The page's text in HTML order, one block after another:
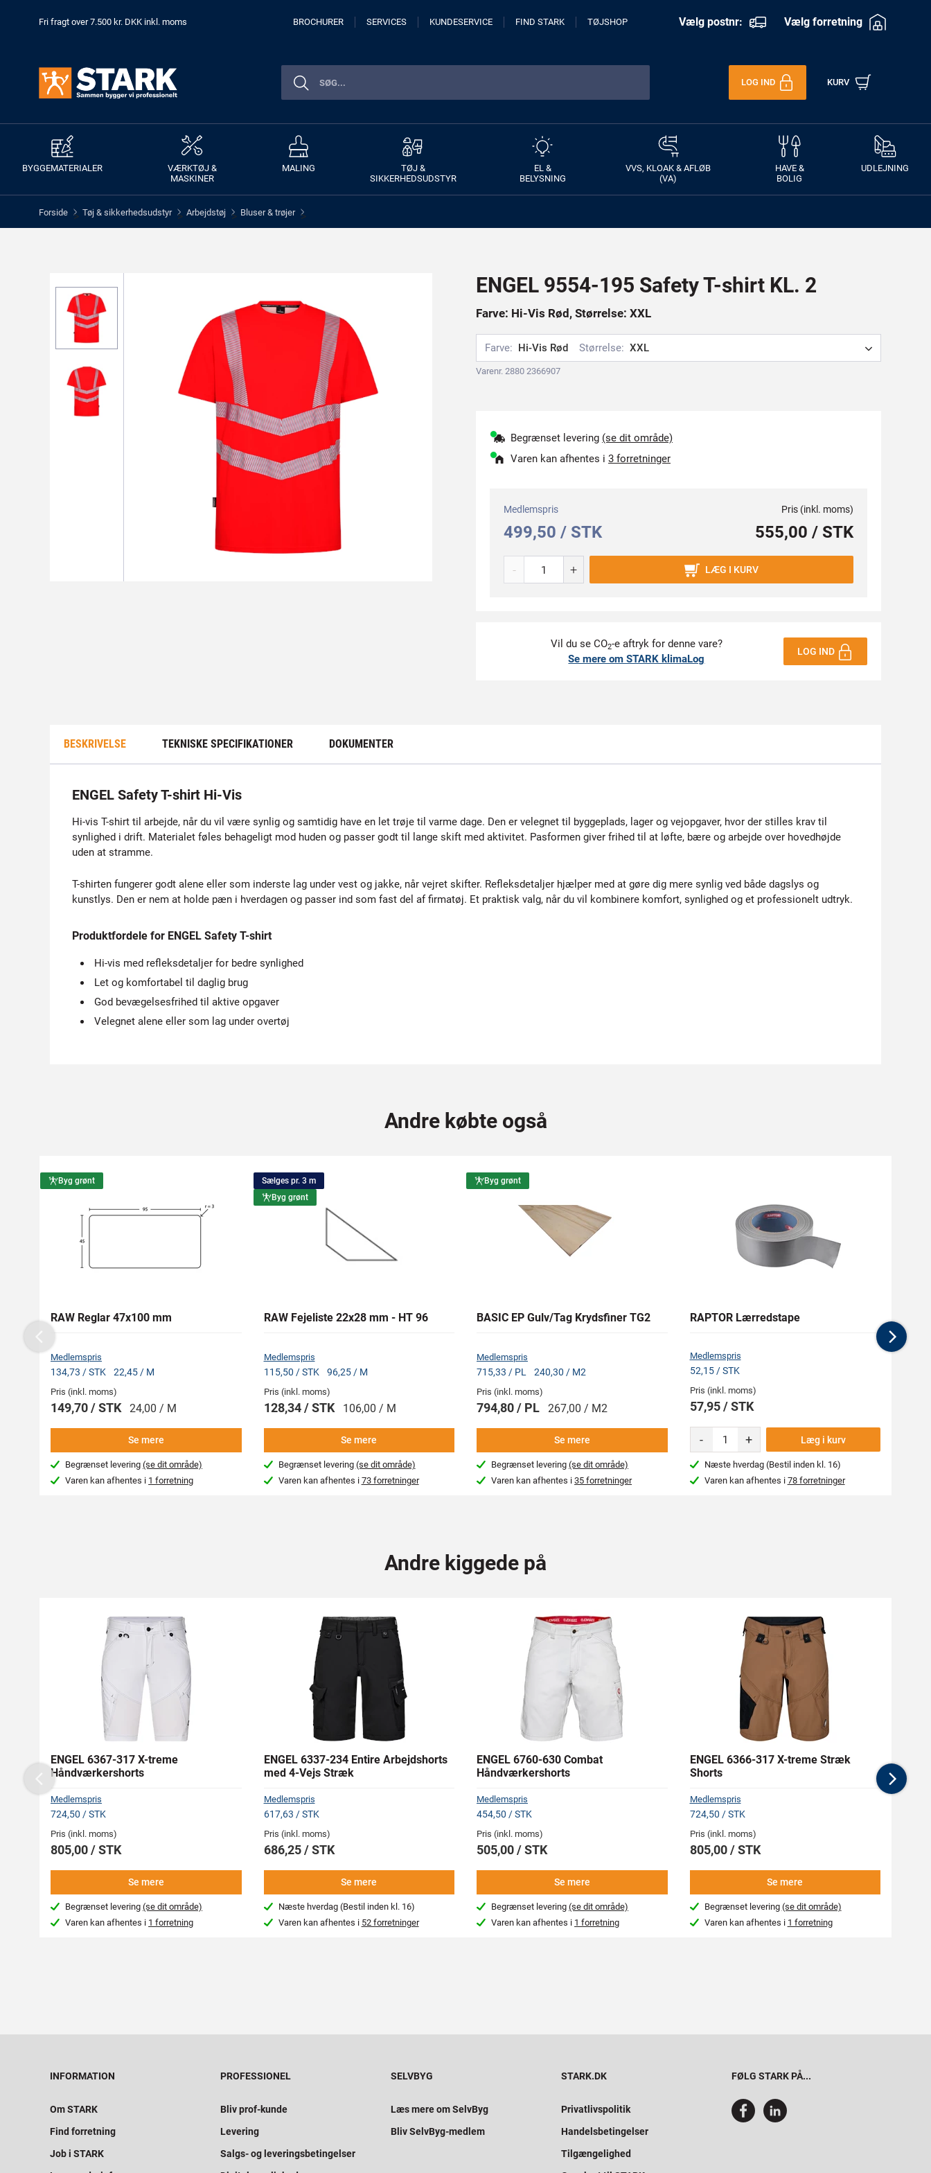
Fri fragt over 7.500 kr. DKK inkl. moms BROCHURER SERVICES KUNDESERVICE FIND STARK TØJSHOP Vælg postnr: Vælg forretning
LOG IND KURV
BYGGEMATERIALER
VÆRKTØJ &
MASKINER
MALING
TØJ &
SIKKERHEDSUDSTYR
EL &
BELYSNING
VVS, KLOAK & AFLØB
(VA)
HAVE &
BOLIG
UDLEJNING
Forside > Tøj & sikkerhedsudstyr > Arbejdstøj > Bluser & trøjer >
ENGEL 9554-195 Safety T-shirt KL. 2
Farve: Hi-Vis Rød, Størrelse: XXL
Farve: Hi-Vis Rød Størrelse: XXL
Varenr. 2880 2366907
Begrænset levering (se dit område)
Varen kan afhentes i 3 forretninger
Medlemspris
499,50 / STK
Pris (inkl. moms)
555,00 / STK
- + LÆG I KURV
Vil du se CO2-e aftryk for denne vare?
Se mere om STARK klimaLog
LOG IND
BESKRIVELSE TEKNISKE SPECIFIKATIONER DOKUMENTER
ENGEL Safety T-shirt Hi-Vis
Hi-vis T-shirt til arbejde, når du vil være synlig og samtidig have en let trøje til varme dage. Den er velegnet til byggeplads, lager og vejopgaver, hvor der stilles krav til
synlighed i drift. Materialet føles behageligt mod huden og passer godt til lange skift med aktivitet. Pasformen giver frihed til at løfte, bære og arbejde over hovedhøjde
uden at stramme.
T-shirten fungerer godt alene eller som inderste lag under vest og jakke, når vejret skifter. Refleksdetaljer hjælper med at gøre dig mere synlig ved både dagslys og
kunstlys. Den er nem at holde pæn i hverdagen og passer ind som fast del af firmatøj. Et praktisk valg, når du vil kombinere komfort, synlighed og et professionelt udtryk.
Produktfordele for ENGEL Safety T-shirt
Hi-vis med refleksdetaljer for bedre synlighed
Let og komfortabel til daglig brug
God bevægelsesfrihed til aktive opgaver
Velegnet alene eller som lag under overtøj
Andre købte også
Byg grønt
RAW Reglar 47x100 mm
Medlemspris
134,73 / STK 22,45 / M
Pris (inkl. moms)
149,70 / STK 24,00 / M
Se mere
Begrænset levering(se dit område)
Varen kan afhentes i 1 forretning
Sælges pr. 3 m
Byg grønt
RAW Fejeliste 22x28 mm - HT 96
Medlemspris
115,50 / STK 96,25 / M
Pris (inkl. moms)
128,34 / STK 106,00 / M
Se mere
Begrænset levering (se dit område)
Varen kan afhentes i 73 forretninger
Byg grønt
BASIC EP Gulv/Tag Krydsfiner TG2
Medlemspris
715,33 / PL 240,30 / M2
Pris (inkl. moms)
794,80 / PL 267,00 / M2
Se mere
Begrænset levering(se dit område)
Varen kan afhentes i35 forretninger
RAPTOR Lærredstape
Medlemspris
52,15 / STK
Pris (inkl. moms)
57,95 / STK
- + Læg i kurv
Næste hverdag (Bestil inden kl. 16)
Varen kan afhentes i 78 forretninger
Previous
Andre kiggede på
ENGEL 6367-317 X-treme
Håndværkershorts
Medlemspris
724,50 / STK
Pris (inkl. moms)
805,00 / STK
Se mere
Begrænset levering(se dit område)
Varen kan afhentes i 1 forretning
ENGEL 6337-234 Entire Arbejdshorts
med 4-Vejs Stræk
Medlemspris
617,63 / STK
Pris (inkl. moms)
686,25 / STK
Se mere
Næste hverdag (Bestil inden kl. 16)
Varen kan afhentes i 52 forretninger
ENGEL 6760-630 Combat
Håndværkershorts
Medlemspris
454,50 / STK
Pris (inkl. moms)
505,00 / STK
Se mere
Begrænset levering(se dit område)
Varen kan afhentes i 1 forretning
ENGEL 6366-317 X-treme Stræk
Shorts
Medlemspris
724,50 / STK
Pris (inkl. moms)
805,00 / STK
Se mere
Begrænset levering (se dit område)
Varen kan afhentes i 1 forretning
Zip
Previous
INFORMATION
Om STARK
Find forretning
Job i STARK
PROFESSIONEL
Bliv prof-kunde
Levering
Salgs- og leveringsbetingelser
SELVBYG
Læs mere om SelvByg
Bliv SelvByg-medlem
STARK.DK
Privatlivspolitik
Handelsbetingelser
Tilgængelighed
FØLG STARK PÅ...